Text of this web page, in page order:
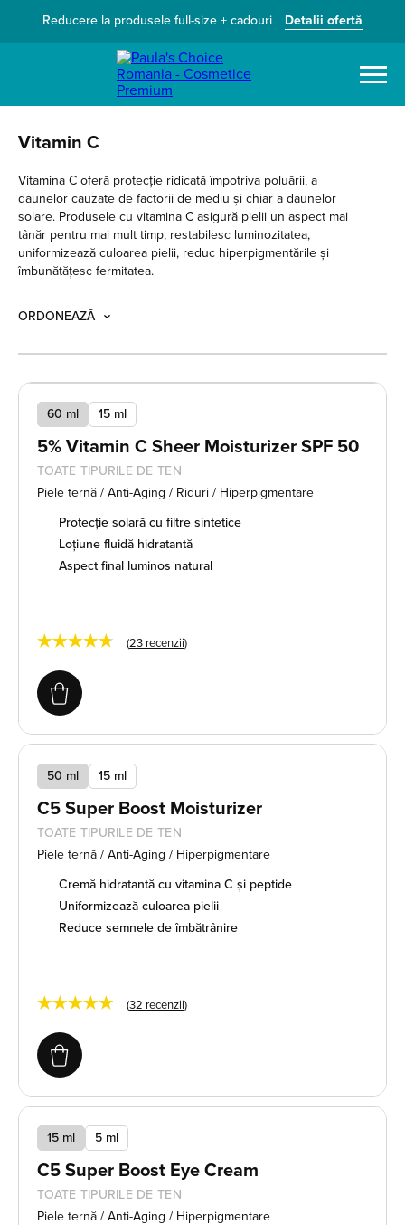
Reducere la produsele full-size + cadouri Detalii ofertă
Vitamin C
Vitamina C oferă protecție ridicată împotriva poluării, a
daunelor cauzate de factorii de mediu și chiar a daunelor
solare. Produsele cu vitamina C asigură pielii un aspect mai
tânăr pentru mai mult timp, restabilesc luminozitatea,
uniformizează culoarea pielii, reduc hiperpigmentările și
îmbunătățesc fermitatea.
ORDONEAZĂ
60 ml 15 ml
5% Vitamin C Sheer Moisturizer SPF 50
TOATE TIPURILE DE TEN
Piele ternă / Anti-Aging / Riduri / Hiperpigmentare
Protecție solară cu filtre sintetice
Loțiune fluidă hidratantă
Aspect final luminos natural
★★★★★ (23 recenzii)
50 ml 15 ml
C5 Super Boost Moisturizer
TOATE TIPURILE DE TEN
Piele ternă / Anti-Aging / Hiperpigmentare
Cremă hidratantă cu vitamina C și peptide
Uniformizează culoarea pielii
Reduce semnele de îmbătrânire
★★★★★ (32 recenzii)
15 ml 5 ml
C5 Super Boost Eye Cream
TOATE TIPURILE DE TEN
Piele ternă / Anti-Aging / Hiperpigmentare